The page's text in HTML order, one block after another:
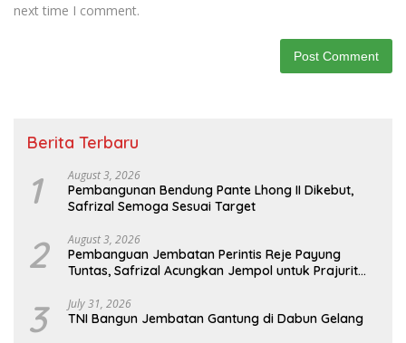
next time I comment.
Berita Terbaru
1 August 3, 2026
Pembangunan Bendung Pante Lhong II Dikebut,
Safrizal Semoga Sesuai Target
2 August 3, 2026
Pembanguan Jembatan Perintis Reje Payung
Tuntas, Safrizal Acungkan Jempol untuk Prajurit
3 July 31, 2026
TNI Bangun Jembatan Gantung di Dabun Gelang